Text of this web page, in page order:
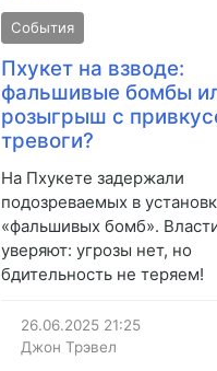
События
Пхукет на взводе:
фальшивые бомбы
розыгрыш с
тревоги?
На Пхукете задержали
подозреваемых в
«фальшивых бомб».
уверяют: угрозы нет, но
бдительность не теряем!
26.06.2025 21:25
Джон Трэвел